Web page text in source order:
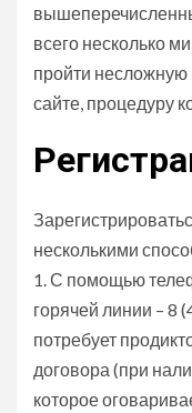
всего несколько
пройти
сайте, процедуру
несколькими
1. С помощью
горячей линии – 8
потребует
договора (при
которое